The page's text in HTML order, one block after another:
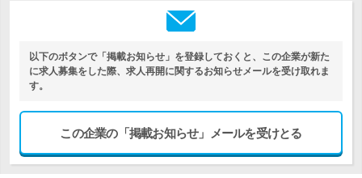
以下のボタンで「掲載お知らせ」を登録しておくと、この企業が新た
に求人募集をした際、求人再開に関するお知らせメールを受け取れま
す。
この企業の「掲載お知らせ」メールを受けとる